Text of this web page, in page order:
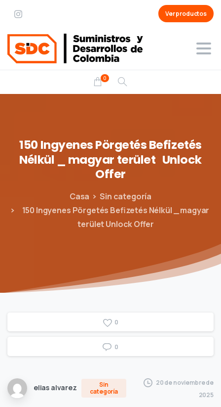
Ver productos
0
150 IngyenesPörgetésBefizetés
Nélkül
magyar terület Unlock
Offer
Casa
Sin categoría
150 Ingyenes Pörgetés Befizetés Nélkül _ magyar
terület Unlock Offer
0
0
elias alvarez
Sin
categoría
20 de noviembre de
2025